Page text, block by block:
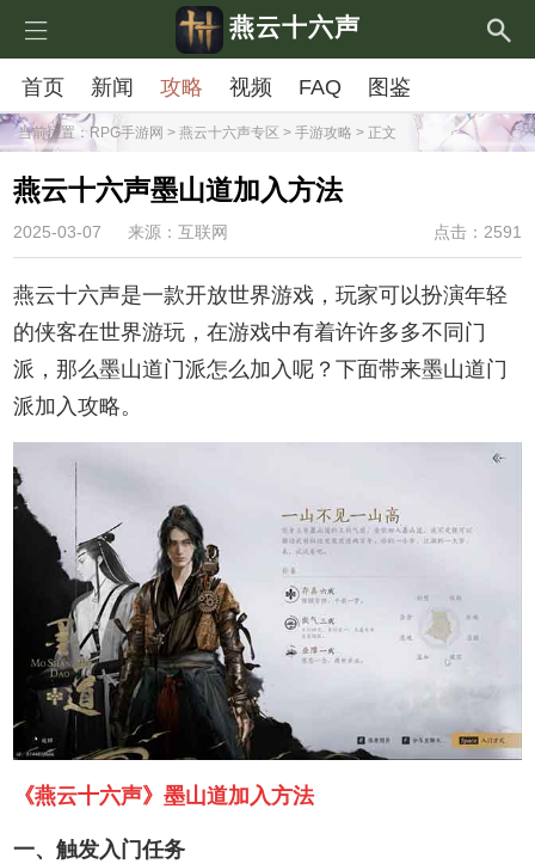
燕云十六声
首页 新闻 攻略 视频 FAQ 图鉴
当前位置：RPG手游网 > 燕云十六声专区 > 手游攻略 > 正文
燕云十六声墨山道加入方法
2025-03-07 来源：互联网 点击：2591
燕云十六声是一款开放世界游戏，玩家可以扮演年轻
的侠客在世界游玩，在游戏中有着许许多多不同门
派，那么墨山道门派怎么加入呢？下面带来墨山道门
派加入攻略。
‌《燕云十六声》墨山道加入方法‌
‌一、触发入门任务‌